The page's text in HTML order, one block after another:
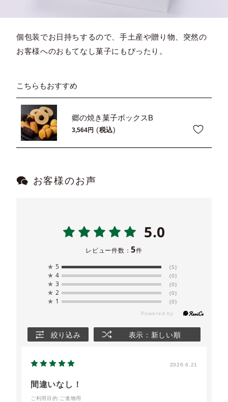
個包装でお日持ちするので、手土産や贈り物、突然の
お客様へのおもてなし菓子にもぴったり。
こちらもおすすめ
郷の焼き菓子ボックスB
3,564 税込
お客様のお声
5.0
レビュー件数：5件
★ 5 (5)
★ 4 (0)
★ 3 (0)
★ 2 (0)
★ 1 (0)
絞り込み 表示：新しい順
2026.6.21
間違いなし！
ご利用目的 :ご進物用